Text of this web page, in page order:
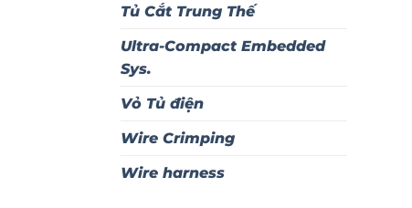
Tủ Cắt Trung Thế
Ultra-Compact Embedded
Sys.
Vỏ Tủ điện
Wire Crimping
Wire harness